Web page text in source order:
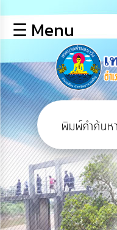
หลัก
ข้อมูล
พื้น
ฐาน
บุคลากร
แผน
ยุทธศาสตร์
ข่าวสาร
☰ Menu